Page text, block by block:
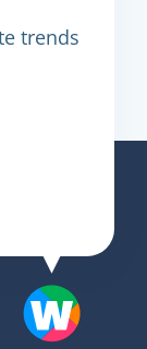
trends